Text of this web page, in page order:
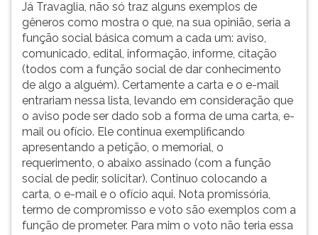
Já Travaglia, não só traz alguns exemplos de
gêneros como mostra o que, na sua opinião, seria a
função social básica comum a cada um: aviso,
comunicado, edital, informação, informe, citação
(todos com a função social de dar conhecimento
de algo a alguém). Certamente a carta e o e-mail
entrariam nessa lista, levando em consideração que
o aviso pode ser dado sob a forma de uma carta, e-
mail ou ofício. Ele continua exemplificando
apresentando a petição, o memorial, o
requerimento, o abaixo assinado (com a função
social de pedir, solicitar). Continuo colocando a
carta, o e-mail e o ofício aqui. Nota promissória,
termo de compromisso e voto são exemplos com a
função de prometer. Para mim o voto não teria essa